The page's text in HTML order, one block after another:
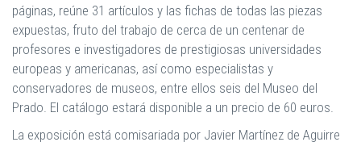
páginas, reúne 31 artículos y las fichas de todas las piezas
expuestas, fruto del trabajo de cerca de un centenar de
profesores e investigadores de prestigiosas universidades
europeas y americanas, así como especialistas y
conservadores de museos, entre ellos seis del Museo del
Prado. El catálogo estará disponible a un precio de 60 euros.
La exposición está comisariada por Javier Martínez de Aguirre